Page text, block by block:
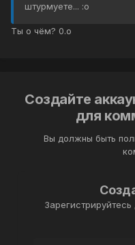
штурмуете... :o
Ты о чём? 0.о
Создайте
для
Вы должны быть